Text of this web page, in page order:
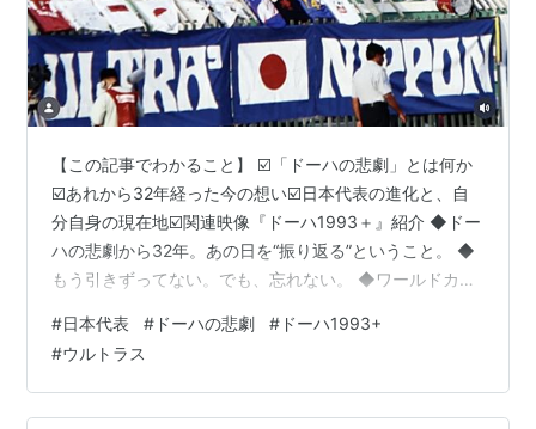
【この記事でわかること】 ☑️「ドーハの悲劇」とは何か
☑️あれから32年経った今の想い☑️日本代表の進化と、自
分自身の現在地☑️関連映像『ドーハ1993＋』紹介 ◆ドー
ハの悲劇から32年。あの日を“振り返る”ということ。 ◆
もう引きずってない。でも、忘れない。 ◆ワールドカッ
ハ1993＋（植田朝日監督作品） ◆日本代表関連 ◆ドー
ハの悲劇から32年。あの日を“振り返る”ということ。
1993年10月28日── あの日、オレたちは「夢の終わり」
をスタジアムで目撃した。 ラストワンプレーで失われた
#日本代表 # ドーハの悲劇 # ドーハ1993+
#ウルトラス